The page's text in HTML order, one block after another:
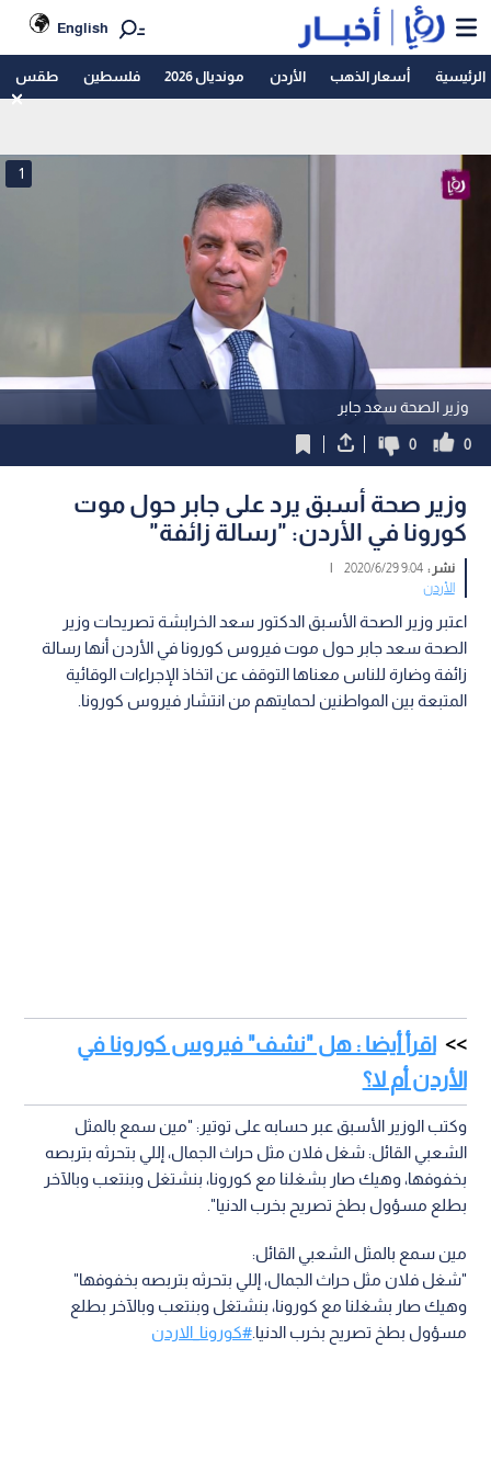
English
الرئيسية أسعار الذهب الأردن مونديال 2026 فلسطين طقس
وزير الصحة سعد جابر
1
0
0
وزير صحة أسبق يرد على جابر حول موت
كورونا في الأردن: "رسالة زائفة"
نشر :9:04 2020/6/29
|
الأردن
اعتبر وزير الصحة الأسبق الدكتور سعد الخرابشة تصريحات وزير
الصحة سعد جابر حول موت فيروس كورونا في الأردن أنها رسالة
زائفة وضارة للناس معناها التوقف عن اتخاذ الإجراءات الوقائية
المتبعة بين المواطنين لحمايتهم من انتشار فيروس كورونا.
اقرأ أيضا : هل "نشف" فيروس كورونا في
الأردن أم لا؟
وكتب الوزير الأسبق عبر حسابه على توتير: "مين سمع بالمثل
الشعبي القائل: شغل فلان مثل حراث الجمال، إللي بتحرثه بتربصه
بخفوفها، وهيك صار بشغلنا مع كورونا، بنشتغل وبنتعب وبالآخر
بطلع مسؤول بطخ تصريح بخرب الدنيا".
مين سمع بالمثل الشعبي القائل:
"شغل فلان مثل حراث الجمال، إللي بتحرثه بتربصه بخفوفها"
وهيك صار بشغلنا مع كورونا، بنشتغل وبنتعب وبالآخر بطلع
مسؤول بطخ تصريح بخرب الدنيا.#كورونا_الاردن